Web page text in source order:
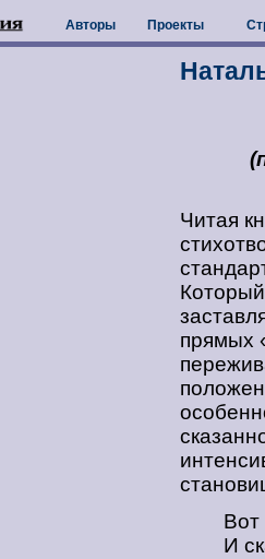
Авторы Проекты
Читая
прямых
Вот
И